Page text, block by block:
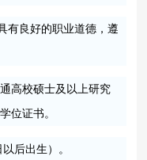
有良好的职业道德，遵
高校硕士及以上研究
位证书。
后出生）。